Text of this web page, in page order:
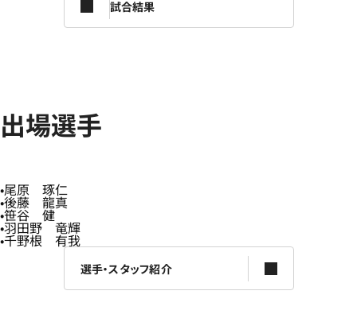
試合結果
出場選手
尾原 琢仁
後藤 龍真
笹谷 健
羽田野 竜輝
千野根 有我
選手・スタッフ紹介